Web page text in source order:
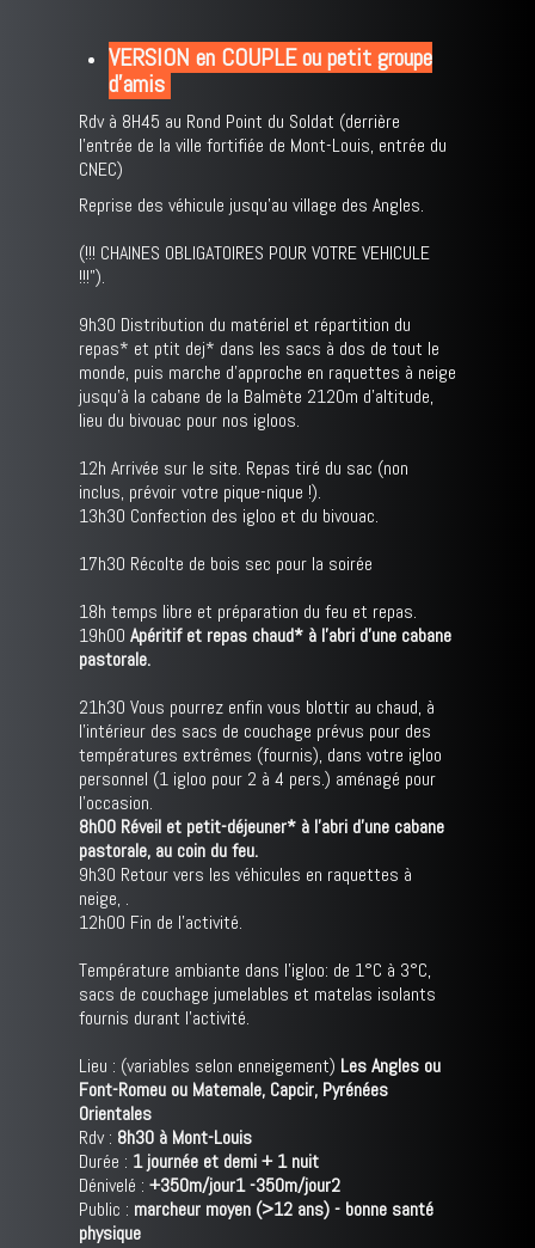
VERSION en COUPLE ou petit groupe
d'amis
Rdv à 8H45 au Rond Point du Soldat (derrière
l'entrée de la ville fortifiée de Mont-Louis, entrée du
CNEC)
Reprise des véhicule jusqu'au village des Angles.
(!!! CHAINES OBLIGATOIRES POUR VOTRE VEHICULE
!!!").
9h30 Distribution du matériel et répartition du
repas* et ptit dej* dans les sacs à dos de tout le
monde, puis marche d'approche en raquettes à neige
jusqu'à la cabane de la Balmète 2120m d'altitude,
lieu du bivouac pour nos igloos.
12h Arrivée sur le site. Repas tiré du sac (non
inclus, prévoir votre pique-nique !).
13h30 Confection des igloo et du bivouac.
17h30 Récolte de bois sec pour la soirée
18h temps libre et préparation du feu et repas.
19h00 Apéritif et repas chaud* à l'abri d'une cabane
pastorale.
21h30 Vous pourrez enfin vous blottir au chaud, à
l'intérieur des sacs de couchage prévus pour des
températures extrêmes (fournis), dans votre igloo
personnel (1 igloo pour 2 à 4 pers.) aménagé pour
l'occasion.
8h00 Réveil et petit-déjeuner* à l'abri d'une cabane
pastorale, au coin du feu.
9h30 Retour vers les véhicules en raquettes à
neige, .
12h00 Fin de l'activité.
Température ambiante dans l'igloo: de 1°C à 3°C,
sacs de couchage jumelables et matelas isolants
fournis durant l'activité.
Lieu : (variables selon enneigement) Les Angles ou
Font-Romeu ou Matemale, Capcir, Pyrénées
Orientales
Rdv : 8h30 à Mont-Louis
Durée : 1 journée et demi + 1 nuit
Dénivelé : +350m/jour1 -350m/jour2
Public : marcheur moyen (>12 ans) - bonne santé
physique